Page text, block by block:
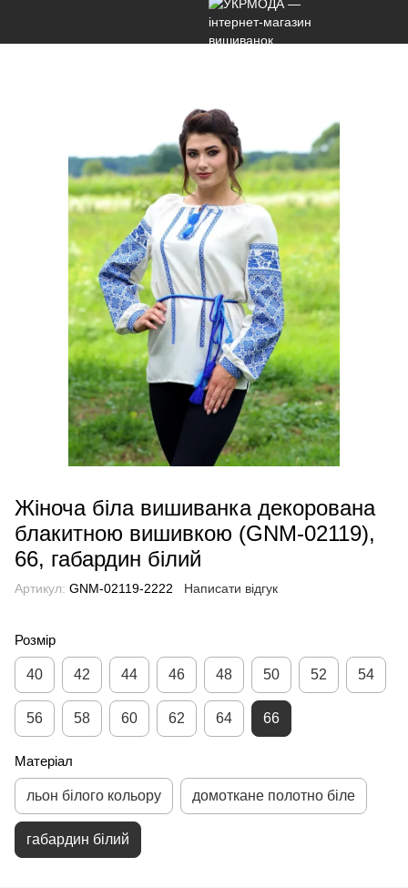
Жіноча біла вишиванка декорована
блакитною вишивкою (GNM-02119),
66, габардин білий
Артикул: GNM-02119-2222 Написати відгук
Розмір
40 42 44 46 48 50 52 54
56 58 60 62 64 66
Матеріал
льон білого кольору домоткане полотно біле
габардин білий